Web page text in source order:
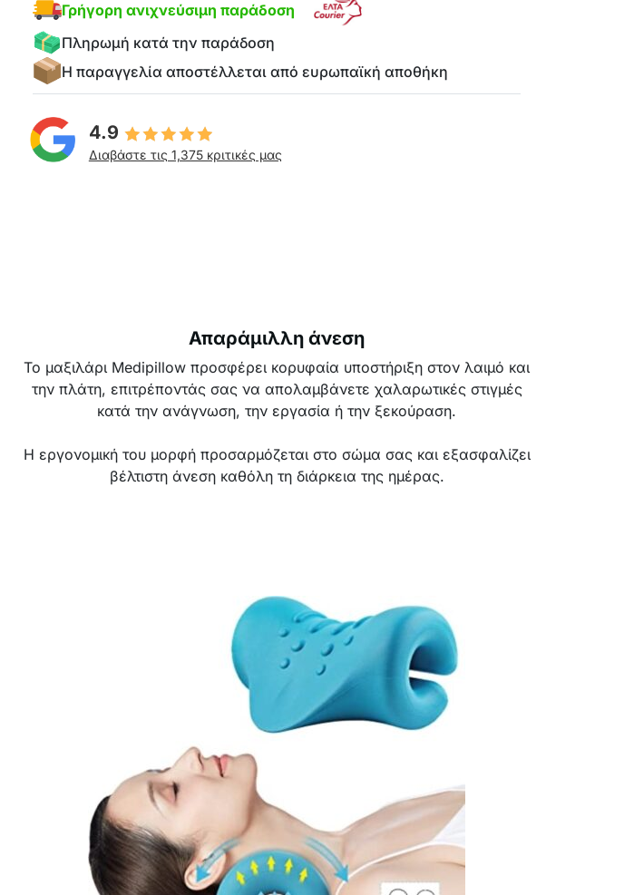
Γρήγορη ανιχνεύσιμη παράδοση
Πληρωμή κατά την παράδοση
Η παραγγελία αποστέλλεται από ευρωπαϊκή αποθήκη
4.9
Διαβάστε τις 1,375 κριτικές μας
Απαράμιλλη άνεση
Το μαξιλάρι Medipillow προσφέρει κορυφαία υποστήριξη στον λαιμό και
την πλάτη, επιτρέποντάς σας να απολαμβάνετε χαλαρωτικές στιγμές
κατά την ανάγνωση, την εργασία ή την ξεκούραση.
Η εργονομική του μορφή προσαρμόζεται στο σώμα σας και εξασφαλίζει
βέλτιστη άνεση καθόλη τη διάρκεια της ημέρας.